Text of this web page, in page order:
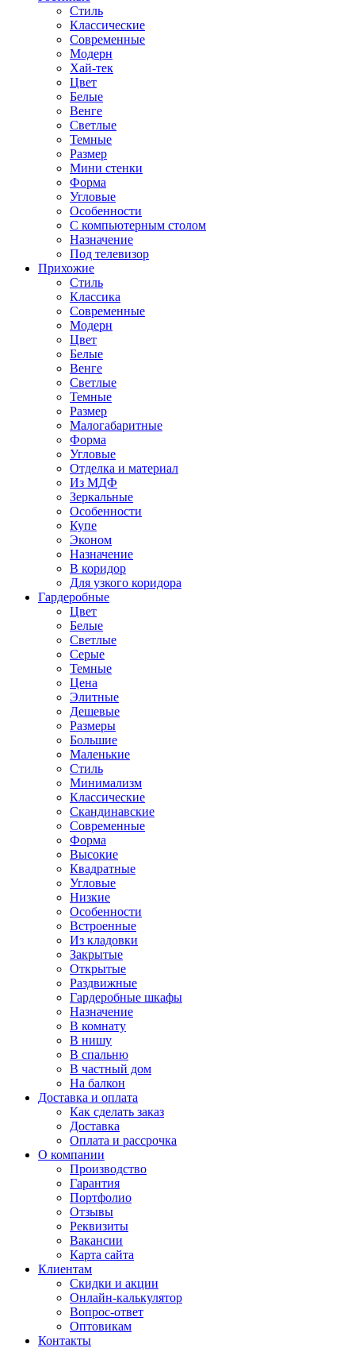
Стиль
Классические
Современные
Модерн
Хай-тек
Цвет
Белые
Венге
Светлые
Темные
Размер
Мини стенки
Форма
Угловые
Особенности
С компьютерным столом
Назначение
Под телевизор
Прихожие
Стиль
Классика
Современные
Модерн
Цвет
Белые
Венге
Светлые
Темные
Размер
Малогабаритные
Форма
Угловые
Отделка и материал
Из МДФ
Зеркальные
Особенности
Купе
Эконом
Назначение
В коридор
Для узкого коридора
Гардеробные
Цвет
Белые
Светлые
Серые
Темные
Цена
Элитные
Дешевые
Размеры
Большие
Маленькие
Стиль
Минимализм
Классические
Скандинавские
Современные
Форма
Высокие
Квадратные
Угловые
Низкие
Особенности
Встроенные
Из кладовки
Закрытые
Открытые
Раздвижные
Гардеробные шкафы
Назначение
В комнату
В нишу
В спальню
В частный дом
На балкон
Доставка и оплата
Как сделать заказ
Доставка
Оплата и рассрочка
О компании
Производство
Гарантия
Портфолио
Отзывы
Реквизиты
Вакансии
Карта сайта
Клиентам
Скидки и акции
Онлайн-калькулятор
Вопрос-ответ
Оптовикам
Контакты